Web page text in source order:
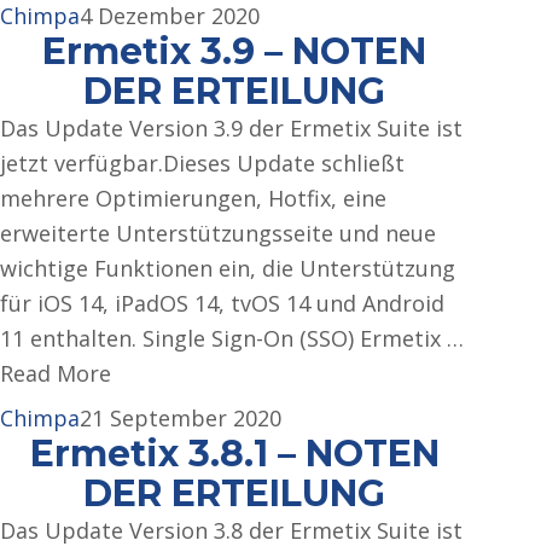
Chimpa4 Dezember 2020
Ermetix 3.9 – NOTEN
DER ERTEILUNG
Das Update Version 3.9 der Ermetix Suite ist
jetzt verfügbar.Dieses Update schließt
mehrere Optimierungen, Hotfix, eine
erweiterte Unterstützungsseite und neue
wichtige Funktionen ein, die Unterstützung
für iOS 14, iPadOS 14, tvOS 14 und Android
11 enthalten. Single Sign-On (SSO) Ermetix …
Read More
Chimpa21 September 2020
Ermetix 3.8.1 – NOTEN
DER ERTEILUNG
Das Update Version 3.8 der Ermetix Suite ist